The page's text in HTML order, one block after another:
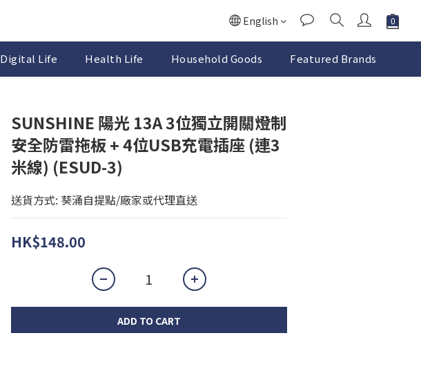
English
Digital Life Health Life Household Goods Featured Brands
SUNSHINE 陽光 13A 3位獨立開關燈制
安全防雷拖板 + 4位USB充電插座 (連3
米線) (ESUD-3)
送貨方式: 葵涌自提點/廠家或代理直送
HK$148.00
ADD TO CART